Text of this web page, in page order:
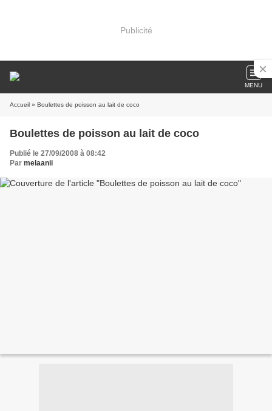
Publicité
MENU
Accueil » Boulettes de poisson au lait de coco
Boulettes de poisson au lait de coco
Publié le 27/09/2008 à 08:42
Par melaanii